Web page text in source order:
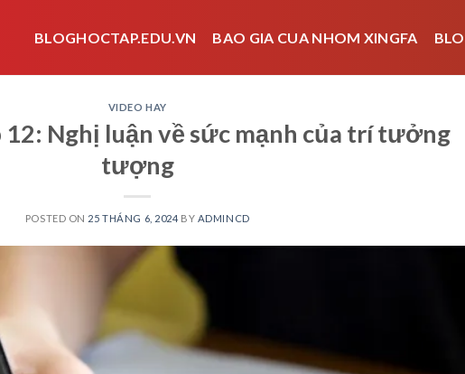
BLOGHOCTAP.EDU.VN BAO GIA CUA NHOM XINGFA
VIDEO HAY
12: Nghị luận về sức mạnh của trí tưởng
tượng
POSTED ON 25 THÁNG 6, 2024 BY ADMINCD